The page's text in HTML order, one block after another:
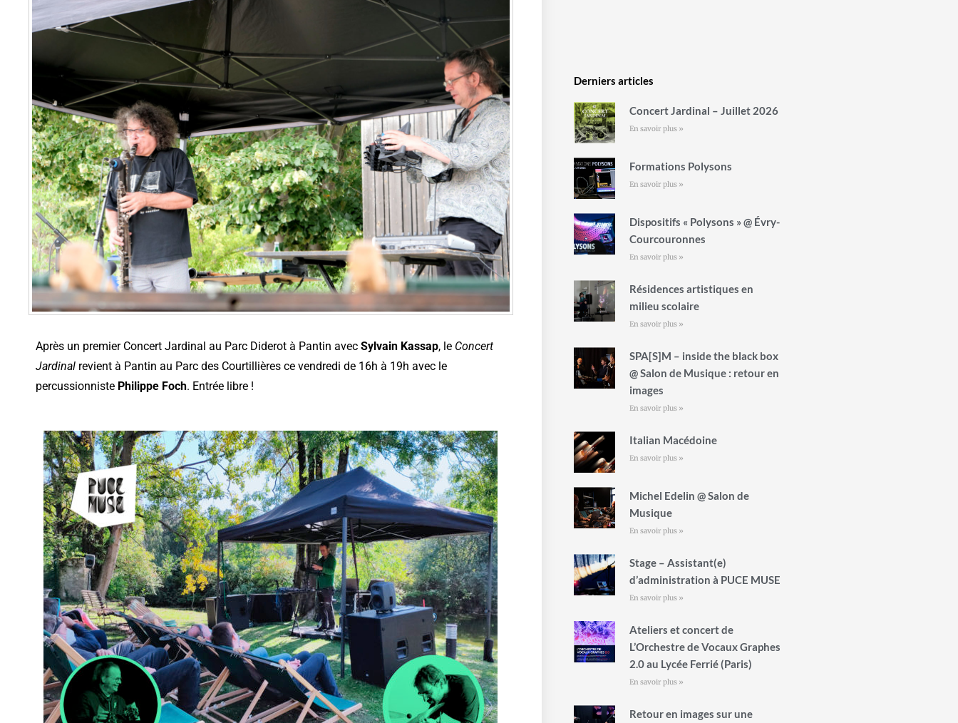
Après un premier Concert Jardinal au Parc Diderot à Pantin avec Sylvain Kassap, le Concert
Jardinal revient à Pantin au Parc des Courtillières ce vendredi de 16h à 19h avec le
percussionniste Philippe Foch. Entrée libre !
Derniers articles
Concert Jardinal – Juillet 2026
En savoir plus »
Formations Polysons
En savoir plus »
Dispositifs « Polysons » @ Évry-
Courcouronnes
En savoir plus »
Résidences artistiques en
milieu scolaire
En savoir plus »
SPA[S]M – inside the black box
@ Salon de Musique : retour en
images
En savoir plus »
Italian Macédoine
En savoir plus »
Michel Edelin @ Salon de
Musique
En savoir plus »
Stage – Assistant(e)
d’administration à PUCE MUSE
En savoir plus »
Ateliers et concert de
L’Orchestre de Vocaux Graphes
2.0 au Lycée Ferrié (Paris)
En savoir plus »
Retour en images sur une